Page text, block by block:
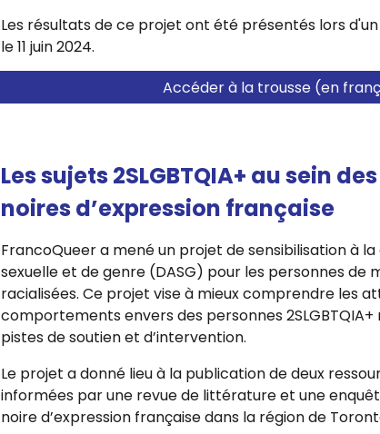
Les résultats de ce projet ont été présentés lors
le 11 juin 2024.
Accéder à la trousse (en
Les sujets 2SLGBTQIA+ au sein
noires d’expression française
FrancoQueer a mené un projet de sensibilisation à
sexuelle et de genre (DASG) pour les personnes de
racialisées.Ce projet vise à mieux comprendre les
comportementsenversdes personnes
pistes de soutien et d’intervention.
Le projet a donné lieu à la publicationde deux
informées par une revue de littérature et une
noire d’expression française dans la région de